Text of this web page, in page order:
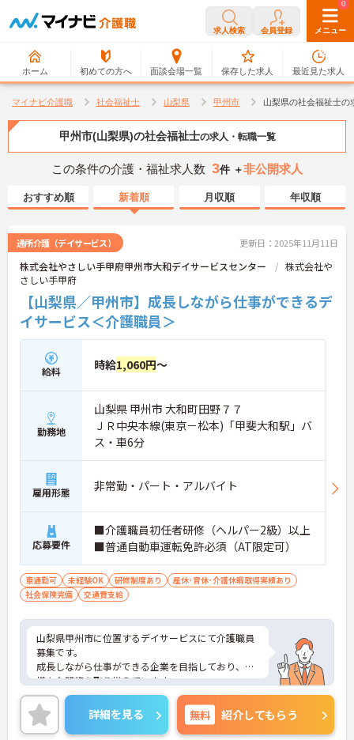
求人検索 会員登録 メニュー
ホーム 初めての方へ 面談会場一覧
0
保存した求人
0
最近見た求人
マイナビ介護職 社会福祉士 山梨県 甲州市 山梨県の社会福祉士の
甲州市(山梨県)の社会福祉士の求人・転職一覧
この条件の介護・福祉求人数 3件 ＋非公開求人
おすすめ順 新着順 月収順 年収順
通所介護（デイサービス） 更新日：2025年11月11日
株式会社やさしい手甲府甲州市大和デイサービスセンター
株式会社や
さしい手甲府
【山梨県／甲州市】成長しながら仕事ができるデ
イサービス＜介護職員＞
給料 時給1,060円～
勤務地
山梨県 甲州市 大和町田野７７
ＪＲ中央本線(東京－松本)「甲斐大和駅」バ
ス・車6分
雇用形態 非常勤・パート・アルバイト
応募要件
■介護職員初任者研修（ヘルパー2級）以上
■普通自動車運転免許必須（AT限定可）
車通勤可 未経験OK 研修制度あり
産休･育休･介護休暇取得実績あり
社会保険完備
交通費支給
山梨県甲州市に位置するデイサービスにて介護職員
募集です。
成長しながら仕事ができる企業を目指しており、
様々な研修を取り揃えています。
ご興味のある方には、面接対策ポイントなど、さら
に詳細をお話しいたしますので、お気軽にご相談く
ださい。
詳細を見る 無料 紹介してもらう